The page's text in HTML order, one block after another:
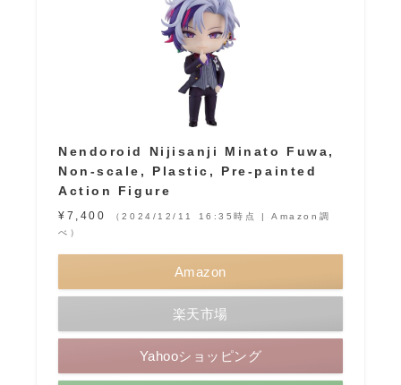
Nendoroid Nijisanji Minato Fuwa,
Non-scale, Plastic, Pre-painted
Action Figure
¥7,400
（2024/12/11 16:35時点 | Amazon調
べ）
Amazon
楽天市場
Yahooショッピング